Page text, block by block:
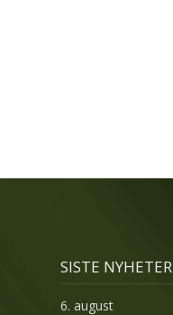
SISTE NYHETER
6. august